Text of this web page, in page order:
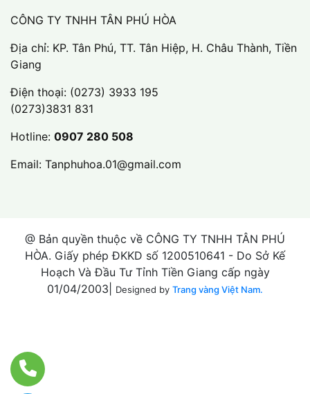
CÔNG TY TNHH TÂN PHÚ HÒA
Địa chỉ: KP. Tân Phú, TT. Tân Hiệp, H. Châu Thành, Tiền
Giang
Điện thoại: (0273) 3933 195
(0273)3831 831
Hotline: 0907 280 508
Email: Tanphuhoa.01@gmail.com
@ Bản quyền thuộc về CÔNG TY TNHH TÂN PHÚ
HÒA. Giấy phép ĐKKD số 1200510641 - Do Sở Kế
Hoạch Và Đầu Tư Tỉnh Tiền Giang cấp ngày
01/04/2003|
Designed by Trang vàng Việt Nam.